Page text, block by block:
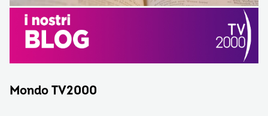
Mondo TV2000